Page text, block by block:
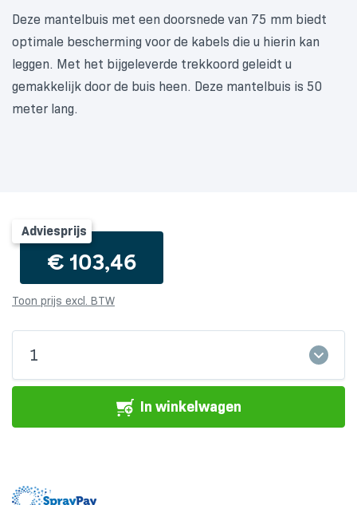
Deze mantelbuis met een doorsnede van 75 mm biedt
optimale bescherming voor de kabels die u hierin kan
leggen. Met het bijgeleverde trekkoord geleidt u
gemakkelijk door de buis heen. Deze mantelbuis is 50
meter lang.
Adviesprijs
€ 103,46
Toon prijs excl. BTW
75mm
diameter
1
In winkelwagen